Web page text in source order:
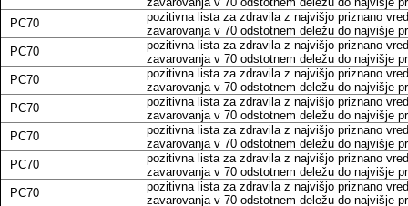
PC70
pozitivna lista za zdravila z najvišjo priznano
zavarovanja v 70 odstotnem deležu do najvišje
PC70
pozitivna lista za zdravila z najvišjo priznano
zavarovanja v 70 odstotnem deležu do najvišje
PC70
pozitivna lista za zdravila z najvišjo priznano
zavarovanja v 70 odstotnem deležu do najvišje
PC70
pozitivna lista za zdravila z najvišjo priznano
zavarovanja v 70 odstotnem deležu do najvišje
PC70
pozitivna lista za zdravila z najvišjo priznano
zavarovanja v 70 odstotnem deležu do najvišje
PC70
pozitivna lista za zdravila z najvišjo priznano
zavarovanja v 70 odstotnem deležu do najvišje
PC70
pozitivna lista za zdravila z najvišjo priznano
zavarovanja v 70 odstotnem deležu do najvišje